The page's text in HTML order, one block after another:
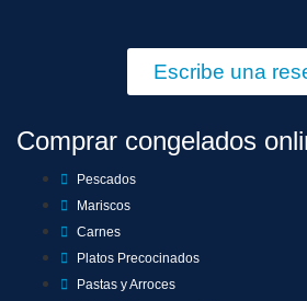
Escribe una
Comprar congelados
Pescados
Mariscos
Carnes
Platos Precocinados
Pastas y Arroces